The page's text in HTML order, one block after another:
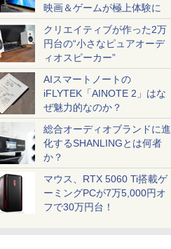
映画＆ゲームが極上体験に
クリエイティブが作った2万
円台の“小さなピュアオーデ
ィオスピーカー”
AIスマートノートの
iFLYTEK「AINOTE 2」はな
ぜ魅力的なのか？
総合オーディオブランドに進
化するSHANLINGとは何者
か？
マウス、RTX 5060 Ti搭載ゲ
ーミングPCが7万5,000円オ
フで30万円台！